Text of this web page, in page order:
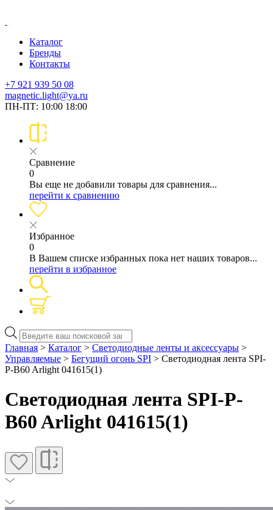
Каталог
Бренды
Контакты
+7 921 939 50 08
magnetic.light@ya.ru
ПН-ПТ: 10:00 18:00
Сравнение
0
Вы еще не добавили товары для сравнения...
перейти к сравнению
Избранное
0
В Вашем списке избранных пока нет наших товаров...
перейти в избранное
Поиск
товаров
Главная > Каталог > Светодиодные ленты и аксессуары >
Управляемые > Бегущий огонь SPI > Светодиодная лента SPI-
P-B60 Arlight 041615(1)
Светодиодная лента SPI-P-
B60 Arlight 041615(1)